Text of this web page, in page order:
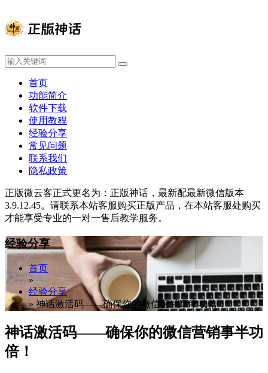
首页
功能简介
软件下载
使用教程
经验分享
常见问题
联系我们
隐私政策
正版微云客正式更名为：正版神话，最新配最新微信版本
3.9.12.45。请联系本站客服购买正版产品，在本站客服处购买
才能享受专业的一对一售后教学服务。
经验分享
首页
»
经验分享
» 神话激活码——确保你的微信营销事半功倍！
神话激活码——确保你的微信营销事半功
倍！